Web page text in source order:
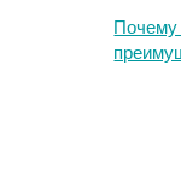
Почему